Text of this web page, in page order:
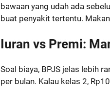
bawaan yang udah ada
buat penyakit tertentu.
Iuran vs Premi:
Soal biaya, BPJS jelas lebih
per bulan. Kalau kelas 2,